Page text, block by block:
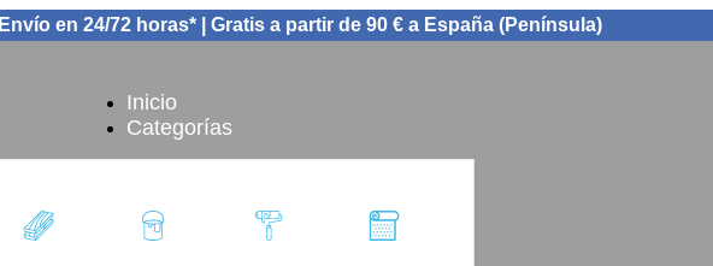
Envío en 24/72 horas* | Gratis a partir de 90 € a España (Península)
Inicio
Categorías